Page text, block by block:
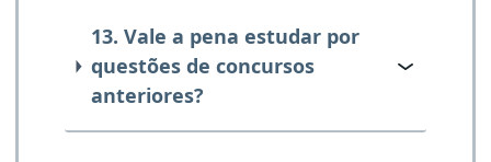
13. Vale a pena estudar por
questões de concursos
anteriores?